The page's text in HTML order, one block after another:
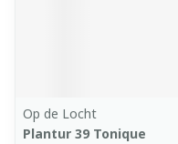
Op de Locht
Plantur 39 Tonique